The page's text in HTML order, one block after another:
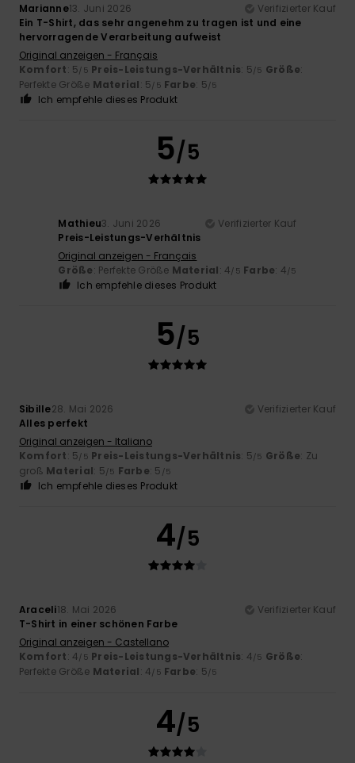
Marianne13. Juni 2026
Verifizierter Kauf
Ein T-Shirt, das sehr angenehm zu tragen ist und eine
hervorragende Verarbeitung aufweist
Original anzeigen - Français
Komfort: 5/5 Preis-Leistungs-Verhältnis: 5/5 Größe:
Perfekte Größe Material: 5/5 Farbe: 5/5
Ich empfehle dieses Produkt
5/5
Mathieu3. Juni 2026
Verifizierter Kauf
Preis-Leistungs-Verhältnis
Original anzeigen - Français
Größe: Perfekte Größe Material: 4/5 Farbe: 4/5
Ich empfehle dieses Produkt
5/5
Sibille28. Mai 2026
Verifizierter Kauf
Alles perfekt
Original anzeigen - Italiano
Komfort: 5/5 Preis-Leistungs-Verhältnis: 5/5 Größe: Zu
groß Material: 5/5 Farbe: 5 /5
Ich empfehle dieses Produkt
4/5
Araceli18. Mai 2026
Verifizierter Kauf
T-Shirt in einer schönen Farbe
Original anzeigen - Castellano
Komfort: 4/5 Preis-Leistungs-Verhältnis: 4/5 Größe:
Perfekte Größe Material: 4/5 Farbe: 5/5
4/5